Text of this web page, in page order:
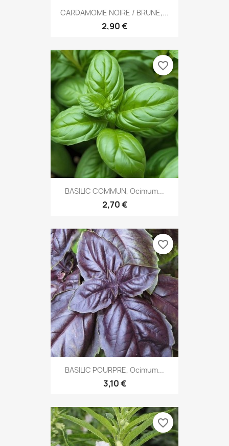
CARDAMOME NOIRE / BRUNE,...
2,90 €
BASILIC COMMUN, Ocimum...
2,70 €
favorite_border
BASILIC POURPRE, Ocimum...
3,10 €
favorite_border
favorite_border